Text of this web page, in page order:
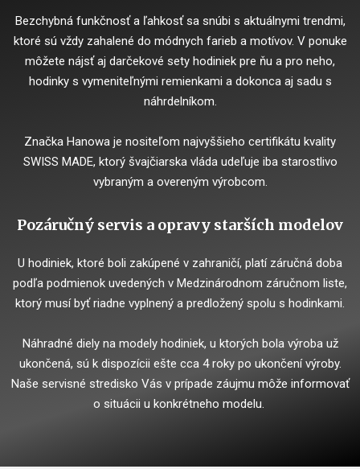
Bezchybná funkčnosť a ľahkosť sa snúbi s aktuálnymi trendmi,
ktoré sú vždy zahalené do módnych farieb a motívov. V ponuke
môžete nájsť aj darčekové sety hodiniek pre ňu a pro neho,
hodinky s vymeniteľnými remienkami a dokonca aj sadu s
náhrdelníkom.
Značka Hanowa je nositeľom najvyššieho certifikátu kvality
SWISS MADE, ktorý švajčiarska vláda udeľuje iba starostlivo
vybraným a overeným výrobcom.
Pozáručný servis a opravy starších modelov
U hodiniek, ktoré boli zakúpené v zahraničí, platí záručná doba
podľa podmienok uvedených v Medzinárodnom záručnom liste,
ktorý musí byť riadne vyplnený a predložený spolu s hodinkami.
Náhradné diely na modely hodiniek, u ktorých bola výroba už
ukončená, sú k dispozícii ešte cca 4 roky po ukončení výroby.
Naše servisné stredisko Vás v prípade záujmu môže informovať
o situácii u konkrétneho modelu.